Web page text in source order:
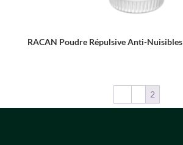
RACAN Poudre Répulsive Anti-Nuisibles
2